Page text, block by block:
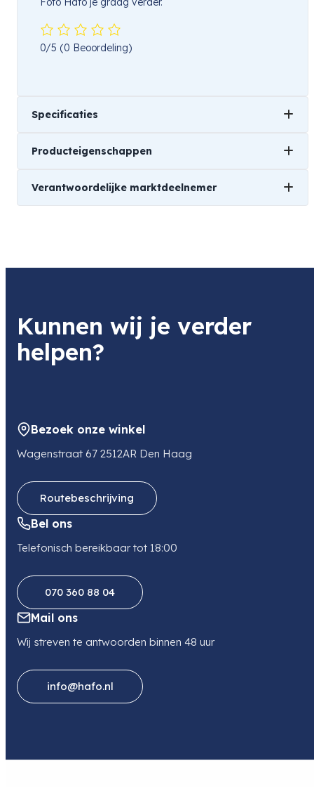
0/5 (0 Beoordeling)
Specificaties
0,05 kg
Producteigenschappen
Merk
Geschikt voor
Panasonic
Verantwoordelijke marktdeelnemer
Product
JCP0129
Item code leverancier
JCP0129
Adres
E-mail
orders@jupio.com
0505499949
Kunnen wij je verder
helpen?
Bezoek onze winkel
Wagenstraat 67 2512AR Den Haag
Routebeschrijving
Bel ons
Telefonisch bereikbaar tot 18:00
070 360 88 04
Mail ons
Wij streven te antwoorden binnen 48 uur
info@hafo.nl